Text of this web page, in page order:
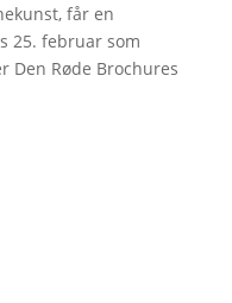
får en
25. februar som
Den Røde Brochures